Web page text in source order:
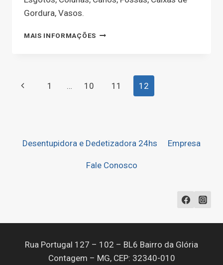
Gordura, Vasos.
MAIS INFORMAÇÕESDESENTUPIDORA
Navegação
Página
1 … 10 11 12
Desentupidora e Dedetizadora 24hs Empresa
Fale Conosco
Rua Portugal 127 – 102 – BL6 Bairro da Glória
Contagem – MG, CEP: 32340-010